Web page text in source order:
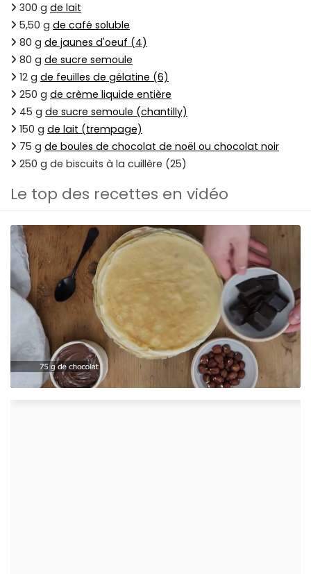
300 g de lait
5,50 g de café soluble
80 g de jaunes d'oeuf (4)
80 g de sucre semoule
12 g de feuilles de gélatine (6)
250 g de crème liquide entière
45 g de sucre semoule (chantilly)
150 g de lait (trempage)
75 g de boules de chocolat de noël ou chocolat noir
250 g de biscuits à la cuillère (25)
Le top des recettes en vidéo